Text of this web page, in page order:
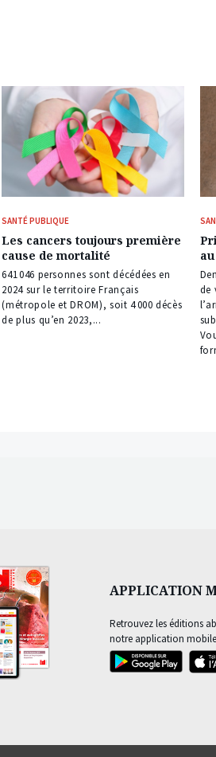
SANTÉ PUBLIQUE
Les cancers toujours première
cause de mortalité
641 046 personnes sont décédées en
2024 sur le territoire Français
(métropole et DROM), soit 4 000 décès
de plus qu’en 2023,...
de
APPLICATION
Retrouvez les éditions
notre application mobile